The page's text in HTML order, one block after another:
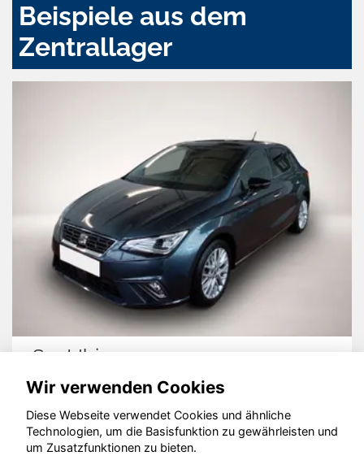
Beispiele aus dem
Zentrallager
Seat Ibiza
© konjunkturmotor.de GmbH 2020 - 2026
Wir verwenden Cookies
Diese Webseite verwendet Cookies und ähnliche
Technologien, um die Basisfunktion zu gewährleisten und
um Zusatzfunktionen zu bieten.